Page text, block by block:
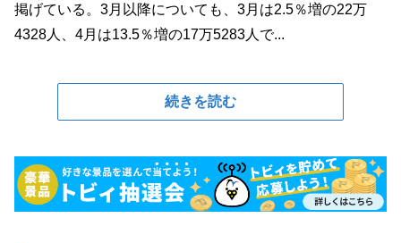
掲げている。3月以降についても、3月は2.5％増の22万
4328人、4月は13.5％増の17万5283人で...
続きを読む